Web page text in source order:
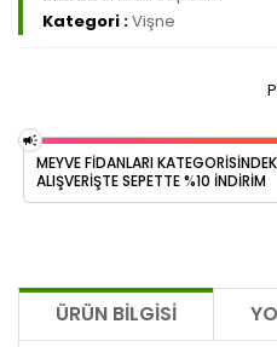
Kategori :Vişne
MEYVE FİDANLARI
ALIŞVERİŞTE SEPETTE %10 İNDİRİM
ÜRÜN BILGISI